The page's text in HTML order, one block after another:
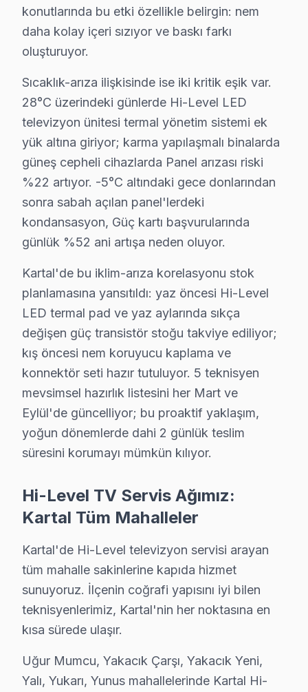
Kartal'da Hi-Level akıllı TV için fiyat almak: Hattımızı
Hi-Level TV Tamiri Garanti Belgesi – Kartal
Kartal'da yaptığımız Hi-Level TV onarımlarında
Kartal garanti detayları:
• Kartal'de 24 aya kadar işçilik güvencesi
• Kartal servisimizde orijinal parça değişimlerinde 24
• Garanti dışı hasar bu değilse ek ücret istenmez
• Kartal'de her işlem kayıt altında; müşteri kaydına
Kartal'de neyi garanti etmiyoruz?
Fiziksel hasar (düşme, kırık), su baskını, yıldırım
Kartal'da Hi-Level onarımı → garantili, belgeli,
Kartal Hi-Level Servis – 30 Dakikada
Hi-Level TV'niz bozulduğunda saatler içinde
Neden bu kadar hızlıyız?
• Ortalama 1-2 saat içinde Kartal adresinize ulaşırız
• Kartal stoğumuzda hazır yedek parça ile tek
• Kartal genelinde hafta sonu ve tatil günlerinde servis
• Online randevu ve SMS bilgilendirme
• Kartal çoklu randevu çakışmasında alternatif
Kartal Hi-Level Teknisyen Ekibi – BGA ve
Doğru teşhis ve kalıcı çözüm, deneyimli teknisyenle
Teknisyen yetkinliklerimiz:
• Kartal'de fabrika eğitimli teknik uzmanlar
• Dijital teşhis ekipmanı kullanımı
• Kartal servisimizde panel ölçüm ve oscilloskop
• Kartal'de müşteri yorumları ile kanıtlanmış kalite
• Sürekli eğitim ve teknoloji takibi
konutlarında bu etki özellikle belirgin: nem
daha kolay içeri sızıyor ve baskı farkı
oluşturuyor.
Sıcaklık-arıza ilişkisinde ise iki kritik eşik var.
28°C üzerindeki günlerde Hi-Level LED
televizyon ünitesi termal yönetim sistemi ek
yük altına giriyor; karma yapılaşmalı binalarda
güneş cepheli cihazlarda Panel arızası riski
%22 artıyor. -5°C altındaki gece donlarından
sonra sabah açılan panel'lerdeki
kondansasyon, Güç kartı başvurularında
günlük %52 ani artışa neden oluyor.
Kartal'de bu iklim-arıza korelasyonu stok
planlamasına yansıtıldı: yaz öncesi Hi-Level
LED termal pad ve yaz aylarında sıkça
değişen güç transistör stoğu takviye ediliyor;
kış öncesi nem koruyucu kaplama ve
konnektör seti hazır tutuluyor. 5 teknisyen
mevsimsel hazırlık listesini her Mart ve
Eylül'de güncelliyor; bu proaktif yaklaşım,
yoğun dönemlerde dahi 2 günlük teslim
süresini korumayı mümkün kılıyor.
Hi-Level TV Servis Ağımız:
Kartal Tüm Mahalleler
Kartal'de Hi-Level televizyon servisi arayan
tüm mahalle sakinlerine kapıda hizmet
sunuyoruz. İlçenin coğrafi yapısını iyi bilen
teknisyenlerimiz, Kartal'nin her noktasına en
kısa sürede ulaşır.
Uğur Mumcu, Yakacık Çarşı, Yakacık Yeni,
Yalı, Yukarı, Yunus mahallelerinde Kartal Hi-